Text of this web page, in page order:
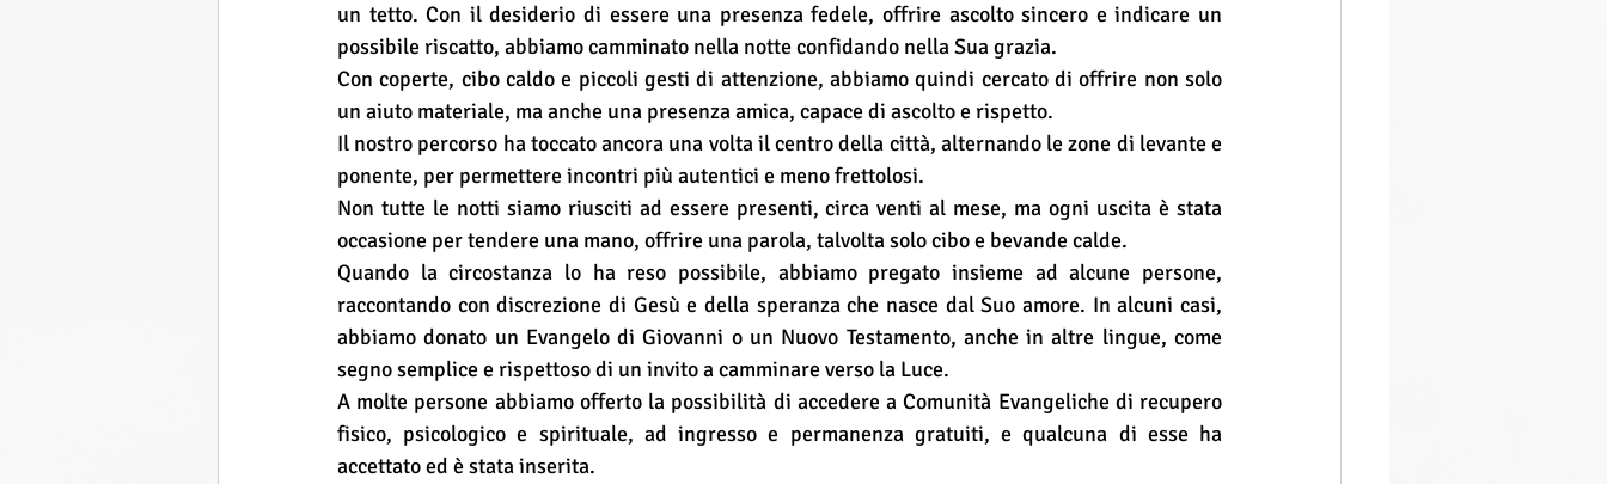
un tetto. Con il desiderio di essere una presenza fedele, offrire ascolto sincero e indicare un
possibile riscatto, abbiamo camminato nella notte confidando nella Sua grazia.
Con coperte, cibo caldo e piccoli gesti di attenzione, abbiamo quindi cercato di offrire non solo
un aiuto materiale, ma anche una presenza amica, capace di ascolto e rispetto.
Il nostro percorso ha toccato ancora una volta il centro della città, alternando le zone di levante e
ponente, per permettere incontri più autentici e meno frettolosi.
Non tutte le notti siamo riusciti ad essere presenti, circa venti al mese, ma ogni uscita è stata
occasione per tendere una mano, offrire una parola, talvolta solo cibo e bevande calde.
Quando la circostanza lo ha reso possibile, abbiamo pregato insieme ad alcune persone,
raccontando con discrezione di Gesù e della speranza che nasce dal Suo amore. In alcuni casi,
abbiamo donato un Evangelo di Giovanni o un Nuovo Testamento, anche in altre lingue, come
segno semplice e rispettoso di un invito a camminare verso la Luce.
A molte persone abbiamo offerto la possibilità di accedere a Comunità Evangeliche di recupero
fisico, psicologico e spirituale, ad ingresso e permanenza gratuiti, e qualcuna di esse ha
accettato ed è stata inserita.